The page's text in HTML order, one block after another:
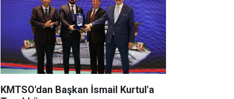
KMTSO'dan Başkan İsmail Kurtul'a